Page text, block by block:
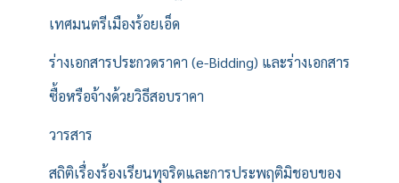
เทศมนตรีเมืองร้อยเอ็ด
ร่างเอกสารประกวดราคา (e-Bidding) และร่างเอกสาร
ซื้อหรือจ้างด้วยวิธีสอบราคา
วารสาร
สถิติเรื่องร้องเรียนทุจริตและการประพฤติมิชอบของ